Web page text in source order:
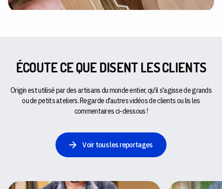
ÉCOUTE CE QUE DISENT LES CLIENTS
Origin est utilisé par des artisans du monde entier, qu'il s'agisse de grands
ou de petits ateliers. Regarde d'autres vidéos de clients ou lis les
commentaires ci-dessous !
Voir tous les reportages